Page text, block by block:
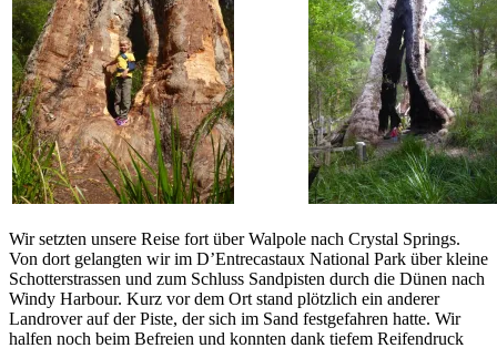
Wir setzten unsere Reise fort über Walpole nach Crystal Springs.
Von dort gelangten wir im D’Entrecastaux National Park über kleine
Schotterstrassen und zum Schluss Sandpisten durch die Dünen nach
Windy Harbour. Kurz vor dem Ort stand plötzlich ein anderer
Landrover auf der Piste, der sich im Sand festgefahren hatte. Wir
halfen noch beim Befreien und konnten dank tiefem Reifendruck